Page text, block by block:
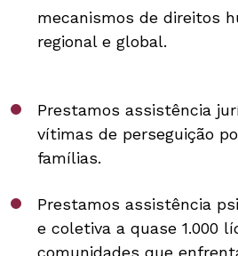
mecanismos de direitos
regional e global.
Prestamos assistência
vítimas de perseguição
famílias.
Prestamos assistência
e coletiva a quase 1.000
comunidades que